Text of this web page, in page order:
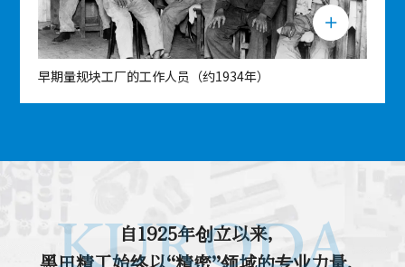
早期量规块工厂的工作人员（约1934年）
KURODA
自1925年创立以来，